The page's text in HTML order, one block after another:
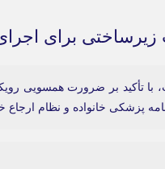
غذا و رستوران
سایر راه‌ها
زیرساختی برای
با تأکید بر ضرورت همسویی
پزشکی خانواده و نظام ارجاع